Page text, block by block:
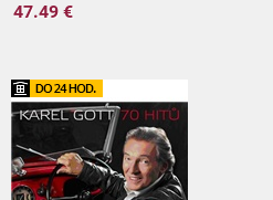
47.49 €